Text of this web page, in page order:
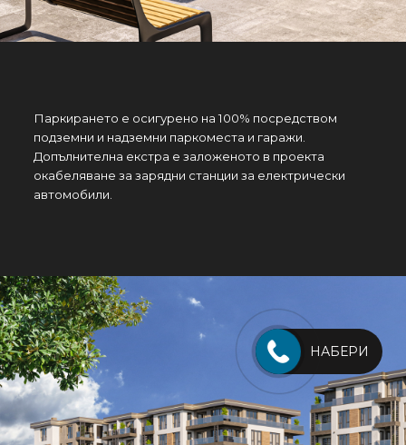
Паркирането е осигурено на 100% посредством
подземни и надземни паркоместа и гаражи.
Допълнителна екстра е заложеното в проекта
окабеляване за зарядни станции за електрически
автомобили.
НАБЕРИ